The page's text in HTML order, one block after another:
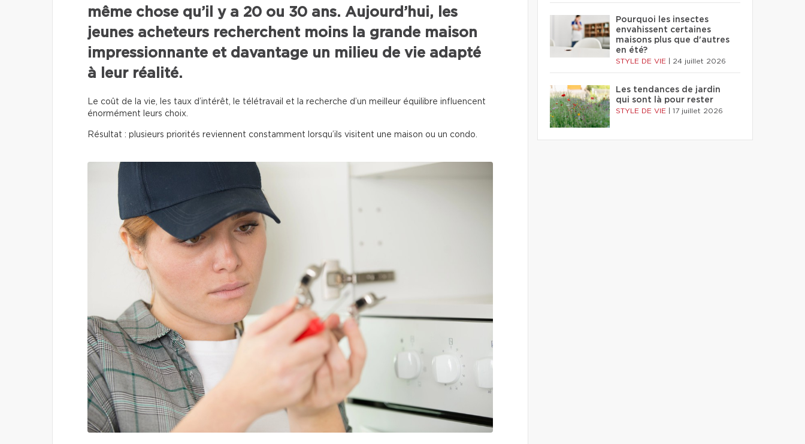
même chose qu’il y a 20 ou 30 ans. Aujourd’hui, les
jeunes acheteurs recherchent moins la grande maison
impressionnante et davantage un milieu de vie adapté
à leur réalité.
Le coût de la vie, les taux d’intérêt, le télétravail et la recherche d’un meilleur équilibre influencent
énormément leurs choix.
Résultat : plusieurs priorités reviennent constamment lorsqu’ils visitent une maison ou un condo.
Pourquoi les insectes
envahissent certaines
maisons plus que d'autres
en été?
STYLE DE VIE 24 juillet 2026
Les tendances de jardin
qui sont là pour rester
STYLE DE VIE 17 juillet 2026